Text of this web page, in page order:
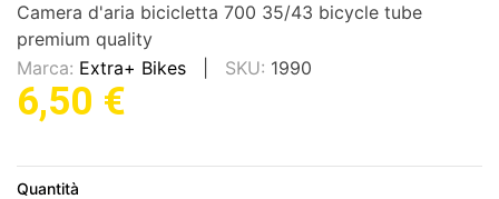
Camera d'aria bicicletta 700 35/43 bicycle tube
premium quality
Marca: Extra+ Bikes SKU: 1990
6,50 €
Quantità